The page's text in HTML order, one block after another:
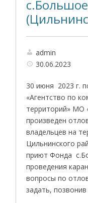
admin
30.06.2023
30 июня 2023 г.
«Агентство по
территорий» МО
произведен
владельцев на
Цильнинского
приют Фонда
проведения
вопросы по
задать,